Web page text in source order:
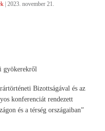
2023. november 21.
gyökerekről
Bizottságával és az
konferenciát rendezett
és a térség országaiban”